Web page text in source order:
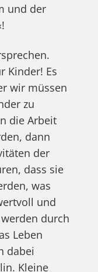
und der
Kinder! Es
wir müssen
zu
die Arbeit
dann
der
dass sie
was
und
durch
Leben
dabei
Kleine